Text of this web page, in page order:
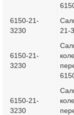
6150-21-
3230
21-
6150-21-
3230
6150-21-
3230